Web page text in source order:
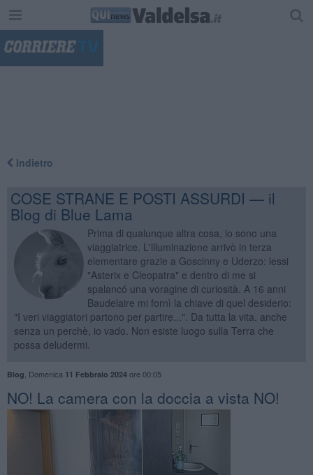
Indietro
COSE STRANE E POSTI ASSURDI — il
Blog di Blue Lama
Prima di qualunque altra cosa, io sono una
viaggiatrice. L'illuminazione arrivò in terza
elementare grazie a Goscinny e Uderzo: lessi
"Asterix e Cleopatra" e dentro di me si
spalancó una voragine di curiosità. A 16 anni
Baudelaire mi fornì la chiave di quel desiderio:
"I veri viaggiatori partono per partire...". Da tutta la vita, anche
senza un perchè, io vado. Non esiste luogo sulla Terra che
possa deludermi.
Blog Domenica 11 Febbraio 2024ore 00:05
NO! La camera con la doccia a vista NO!